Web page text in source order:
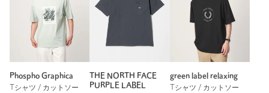
Phospho Graphica
Tシャツ / カットソー
THE NORTH FACE
PURPLE LABEL
green label relaxing
Tシャツ / カットソー